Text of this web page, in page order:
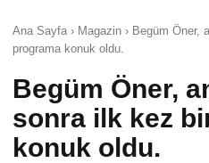
Ana Sayfa › Magazin › Begüm Öner,
programa konuk oldu.
Begüm Öner,
sonra ilk kez
konuk oldu.